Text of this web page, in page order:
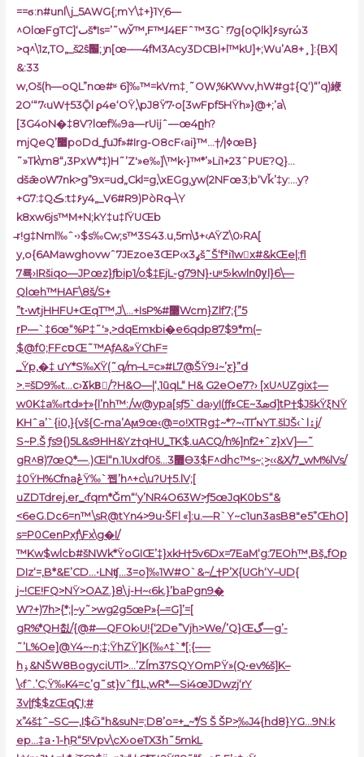
==ϭ:n#unl\j_5AWG{;mY\‡+}1Y֢6—
^OlœFgTC]‘ٮš*Is=’˜wЎ™‚F™ɺ4EFˆ™3G`!7g{oǪlk]۶syrώ3
>q^\1z,TO„_š2ŝݫ;׬n[œ–—4fM3Acy3DCBl+l™kU]+;Wu’A8+¸]:{BX|֮
&:33
w,Oš(h—oQL”nœ#ʶ 6]‰™=kVm‡͵˜OW‚%KWvv‚hW#g‡{Q‘)“’q)緶
2O‘“7‹uW†53Ǭl ϼ4e‘OŸ,\pJ8Ÿ7•o[3wFpf5HŸh»}@+;’a\
[3G4oN�‡8V?lœf‰9a—rUĳˆ—œ4ըh?
mjQeQ’޷poDd_ƒuJf»#Irg-O8cF‹ai}™…†/|ߦœB}
˜»Tk\m8“˼3PxW*‡)H˜’Z'»e‰]\™k•}™*’»Li1+23ˆPUE?Q}…
dšǣoW7nk>g”9x=ud„Ckl=g‚\xEGg‚ܼyw(2NFœ3;b‘Vǩ’‡y:…y?
+G7:‡Qڪ:t‡۶y4„_V6#R9)PòRq–\Y
k8xw6js™M+N;kY‡u‡ľŸUŒb
̶r!g‡Nml‰ˆ•›$s‰Cw;s™3S43.u‚5m\ڐ+‹AŸZ\0›RA[
y,o{6AMawghovwˆ7JEzoe3ŒP‹x3ߩš˜Š‘f³i1wx#&kŒe|;fl
7룍›IRšiqo—JPœz}ƒbip1/o$‡EjL-g79N}•uʶ5›kwlnѸl}6\—
Qlœh™HAF\8š/S+
”t•wtjHHFU+ŒqТ™,J\…+IsP%#޳Wcm}Zlf7;{”5
rP—`‡6œ“%P‡˜'»,>dqEmҡbi�e6qdp87$9*m(–
$@f0;FFcסŒ˜™AƒA&»ŸChF=
_Ÿp‚�‡ ưY*S‰XŸ(˜q/m–L=c»#L7@ŠŸ9˨~’ƹ}”d
>.=šD9‰t…c›ϪkBٰ/?H&O—|‘,1ūqL“ H& G2eOe7?› [xU^UZgix‡—
w0K‡a‰rtd»†»{l’nh™:/w@ypa[sƒ5`da›yI(ƒƒءCE~3ܣd]tP†$JškŸξNŸ
KHˆa’`{i0,}{vš{C-ma’Aϻ9œ‹@=o!XTRg‡~*?~‹TҐɴYT.šlJŠ‹`lۀj/
S~P.Š ƒs9{)5L&s9HH&Yz†qHU_TK$.uACQ/h%]nf2+ˆz}xV]—˜
gR^8)7œQ*—.)Œl“n.1Uxdf0š…3޽Ѳ3$F^d۬hc™s~;ި>‹‹&X/7_wM%lVs/
‡0ŸH%CfnaڠŸ‰`쩹’h^+c\u?U†5.lV;[
uZDTdrej,er_‹fqm*Ǧm“‘y’NR4O63W>ƒ5œJqK0bS“&
<6eG.Dc6=n™\sR@tYn4>9u•ŠFl «]:u.—R`Y~c1un3asB8″e5”ŒhO]
s=P0CenPxƒ\Fx\g�I/
™Kw$wlcb#šNWk*ŸoGIŒ’‡}xkH†5v6Dx=7EaM‘g:7EOh™,Bš„fOp
DIz‘=‚B*&E’CD…•LNʧ…3=o]‰1W#O`&~/_†P’X{UGh‘Y–UD{
j~!CE!FQ>NŸ>OAZ.}8\j-H~‹6k.}’baPgn9�
W?+)7h>{*;|~y˜>wg2g5œP»{–=G]’=[
gR%*QH칪/{@#—QFOk›U!{‘2De”Vjh>We/’Q}Œگ—g’-
˜’L%Oe]@Y4~-n;‡;ŸhZŸ]K{‰^‡`*[:{–—
hۏ&NŠW8BogyciUTl>…’Zĺm37SQYOmPŸ»(Q•ev%š]K–
\‹fˆ.’C;Ÿ‰K4=c’g˜st}vˆf1͢L,wR*—Si4œJDwzj‘rY
3v|ƒ$$zŒqҀI;#
x”4š‡ˆ–SC—‚I$ѽ“h&suN=;D8’o=+_~*/S Š ŠP>̩‰J4{hd8}YG…9N:k
ep…‡a٠1-hֱR“5!Vpv\cX›oeTX3h˜5mkL